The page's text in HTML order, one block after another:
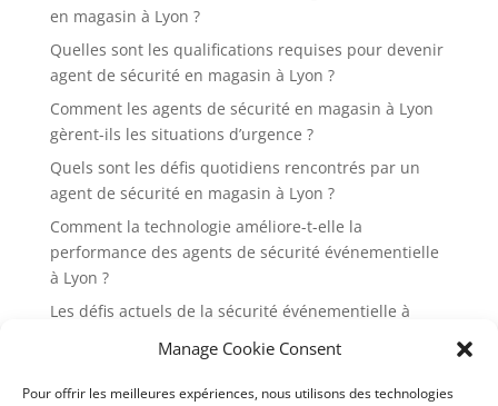
Manage Cookie Consent
Pour offrir les meilleures expériences, nous utilisons des technologies
en magasin à Lyon ?
Quelles sont les qualifications requises pour devenir
agent de sécurité en magasin à Lyon ?
Comment les agents de sécurité en magasin à Lyon
gèrent-ils les situations d’urgence ?
Quels sont les défis quotidiens rencontrés par un
agent de sécurité en magasin à Lyon ?
Comment la technologie améliore-t-elle la
performance des agents de sécurité événementielle
à Lyon ?
Les défis actuels de la sécurité événementielle à
Lyon et comment les surmonter
sécurité événementielle pour les festivals à Lyon ?